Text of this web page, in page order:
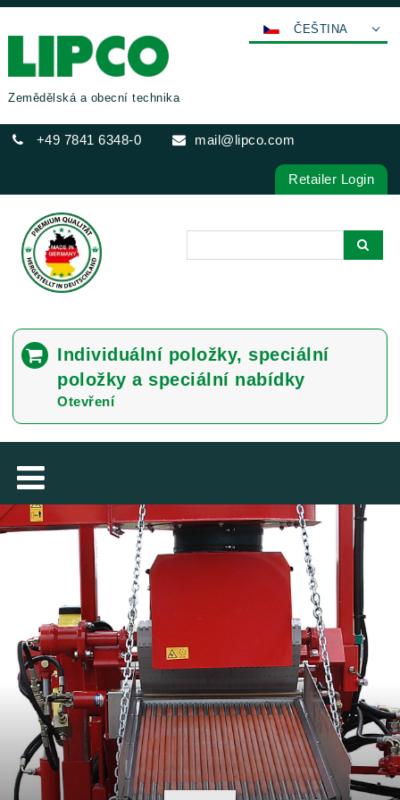
Zemědělská a obecní technika
+49 7841 6348-0 mail@lipco.com
POLSKI
ITALIANO
ČEŠTINA
PORTUGUÊS
РУССКИЙ
TÜRKÇE
SUOMALAINEN
SLOVENSKÁ
DANSK
ΕΛΛΗΝΙΚΉ
БЪЛГАРСКИ
SVENSKA
SLOVENSKI
EESTI
LIETUVIŲ
LATVIEŠU
Retailer Login
Individuální položky, speciální
položky a speciální nabídky
Otevření